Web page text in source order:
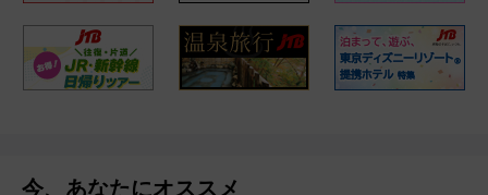
今、あなたにオススメ